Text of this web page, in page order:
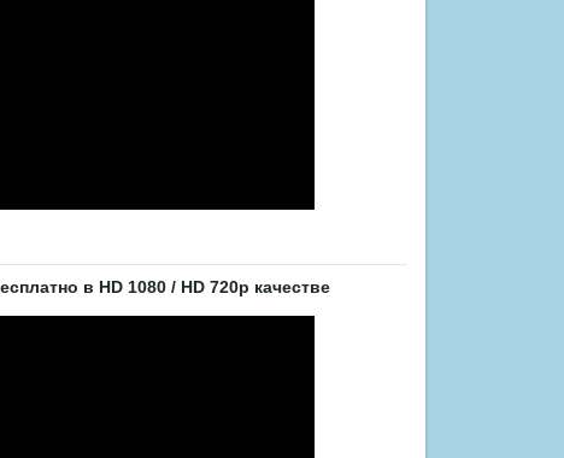
в HD 1080 / HD 720p качестве